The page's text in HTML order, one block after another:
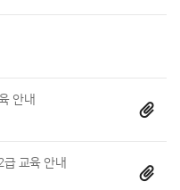
안내
교육 안내